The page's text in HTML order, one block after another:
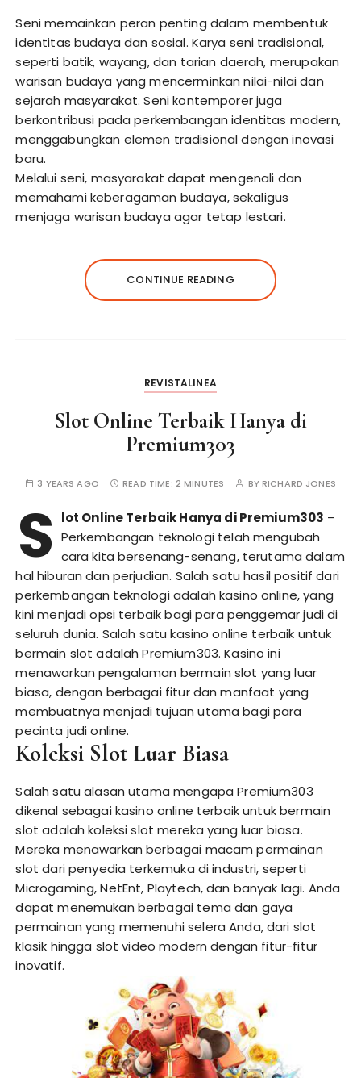
Seni memainkan peran penting dalam membentuk
identitas budaya dan sosial. Karya seni tradisional,
seperti batik, wayang, dan tarian daerah, merupakan
warisan budaya yang mencerminkan nilai-nilai dan
sejarah masyarakat. Seni kontemporer juga
berkontribusi pada perkembangan identitas modern,
menggabungkan elemen tradisional dengan inovasi
baru.
Melalui seni, masyarakat dapat mengenali dan
memahami keberagaman budaya, sekaligus
menjaga warisan budaya agar tetap lestari.
CONTINUE READING
REVISTALINEA
Slot Online Terbaik Hanya di
Premium303
3 YEARS AGO READ TIME: 2 MINUTES BYRICHARD JONES
S lot Online Terbaik Hanya di Premium303 –
Perkembangan teknologi telah mengubah
cara kita bersenang-senang, terutama dalam
hal hiburan dan perjudian. Salah satu hasil positif dari
perkembangan teknologi adalah kasino online, yang
kini menjadi opsi terbaik bagi para penggemar judi di
seluruh dunia. Salah satu kasino online terbaik untuk
bermain slot adalah Premium303. Kasino ini
menawarkan pengalaman bermain slot yang luar
biasa, dengan berbagai fitur dan manfaat yang
membuatnya menjadi tujuan utama bagi para
pecinta judi online.
Koleksi Slot Luar Biasa
Salah satu alasan utama mengapa Premium303
dikenal sebagai kasino online terbaik untuk bermain
slot adalah koleksi slot mereka yang luar biasa.
Mereka menawarkan berbagai macam permainan
slot dari penyedia terkemuka di industri, seperti
Microgaming, NetEnt, Playtech, dan banyak lagi. Anda
dapat menemukan berbagai tema dan gaya
permainan yang memenuhi selera Anda, dari slot
klasik hingga slot video modern dengan fitur-fitur
inovatif.